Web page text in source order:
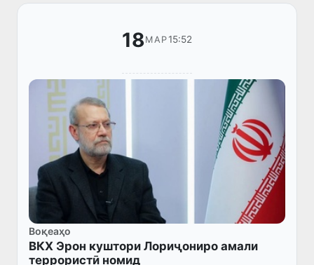
18МАР15:52
Воқеаҳо
ВКХ Эрон куштори Лориҷониро амали
террористӣ номид